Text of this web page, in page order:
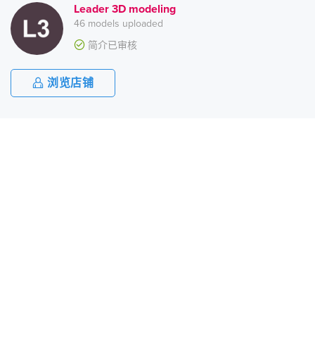
Leader 3D modeling
46 models uploaded
简介已审核
浏览店铺